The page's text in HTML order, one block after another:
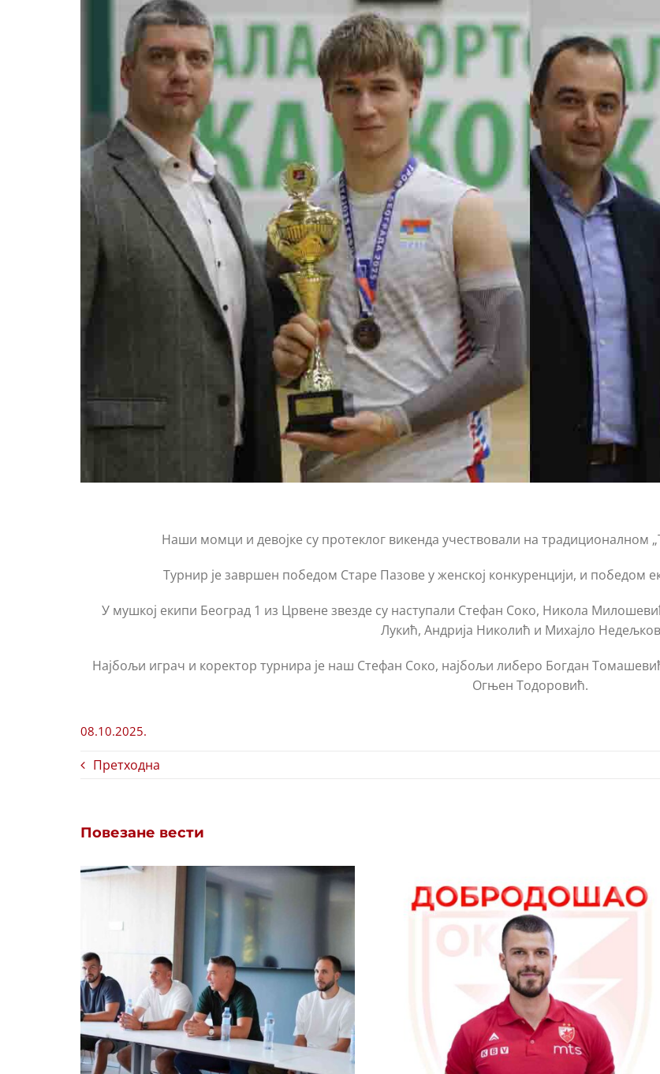
Наши момци и девојке су протеклог викенда учествовали на традиционалном
Турнир је завршен победом Старе Пазове у женској конкуренцији, и победом
У мушкој екипи Београд 1 из Црвене звезде су наступали Стефан Соко, Никола
Лукић, Андрија Николић и Михајло
Најбољи играч и коректор турнира је наш Стефан Соко, најбољи либеро Богдан
Огњен Тодоровић.
08.10.2025.
Претходна
Повезане вести